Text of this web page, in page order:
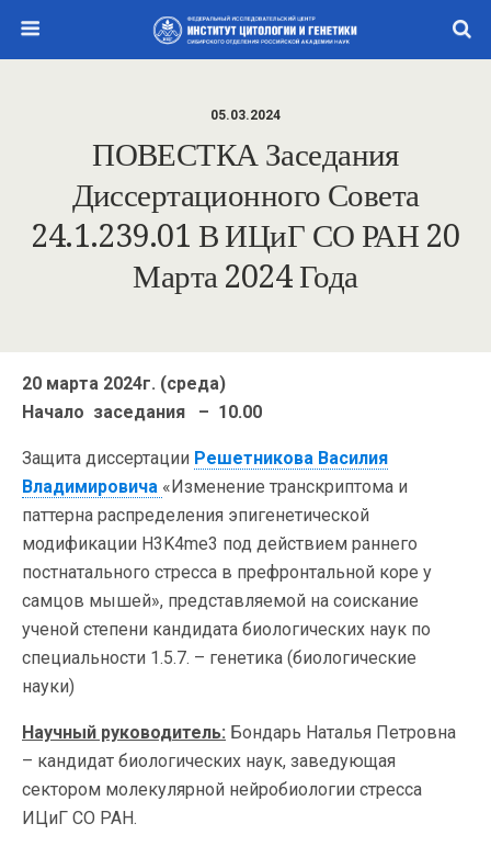
05.03.2024
ПОВЕСТКА Заседания
Диссертационного Совета
24.1.239.01 В ИЦиГ СО РАН 20
Марта 2024 Года
20 марта 2024г. (среда)
Начало заседания – 10.00
Защита диссертации Решетникова Василия
Владимировича «Изменение транскриптома и
паттерна распределения эпигенетической
модификации H3K4me3 под действием раннего
постнатального стресса в префронтальной коре у
самцов мышей», представляемой на соискание
ученой степени кандидата биологических наук по
специальности 1.5.7. – генетика (биологические
науки)
Научный руководитель: Бондарь Наталья Петровна
– кандидат биологических наук, заведующая
сектором молекулярной нейробиологии стресса
ИЦиГ СО РАН.